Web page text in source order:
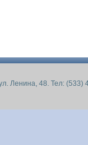
Ленина, 48. Тел: (533)